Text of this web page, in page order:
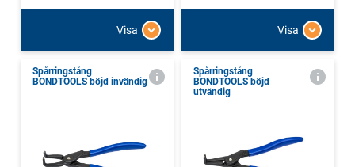
Visa Visa
Spårringstång
BONDTOOLS böjd invändig
Spårringstång
BONDTOOLS böjd
utvändig